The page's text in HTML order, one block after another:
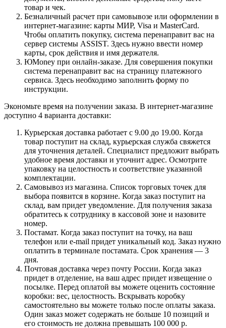
товар и чек.
Безналичный расчет при самовывозе или оформлении в
интернет-магазине: карты МИР, Visa и MasterCard.
Чтобы оплатить покупку, система перенаправит вас на
сервер системы ASSIST. Здесь нужно ввести номер
карты, срок действия и имя держателя.
ЮMoney при онлайн-заказе. Для совершения покупки
система перенаправит вас на страницу платежного
сервиса. Здесь необходимо заполнить форму по
инструкции.
Экономьте время на получении заказа. В интернет-магазине
доступно 4 варианта доставки:
Курьерская доставка работает с 9.00 до 19.00. Когда
товар поступит на склад, курьерская служба свяжется
для уточнения деталей. Специалист предложит выбрать
удобное время доставки и уточнит адрес. Осмотрите
упаковку на целостность и соответствие указанной
комплектации.
Самовывоз из магазина. Список торговых точек для
выбора появится в корзине. Когда заказ поступит на
склад, вам придет уведомление. Для получения заказа
обратитесь к сотруднику в кассовой зоне и назовите
номер.
Постамат. Когда заказ поступит на точку, на ваш
телефон или e-mail придет уникальный код. Заказ нужно
оплатить в терминале постамата. Срок хранения — 3
дня.
Почтовая доставка через почту России. Когда заказ
придет в отделение, на ваш адрес придет извещение о
посылке. Перед оплатой вы можете оценить состояние
коробки: вес, целостность. Вскрывать коробку
самостоятельно вы можете только после оплаты заказа.
Один заказ может содержать не больше 10 позиций и
его стоимость не должна превышать 100 000 р.